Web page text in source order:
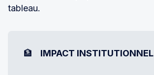
tableau.
🏦 IMPACT INSTITUTIONNEL